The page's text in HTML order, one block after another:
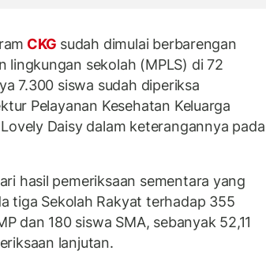
CKG sudah dimulai berbarengan
lingkungan sekolah (MPLS) di 72
7.300 siswa sudah diperiksa
Pelayanan Kesehatan Keluarga
Daisy dalam keterangannya pada
hasil pemeriksaan sementara yang
tiga Sekolah Rakyat terhadap 355
dan 180 siswa SMA, sebanyak 52,11
lanjutan.